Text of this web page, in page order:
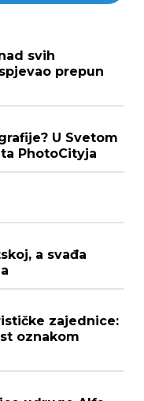
svih
prepun
U Svetom
PhotoCityja
a svađa
zajednice:
oznakom